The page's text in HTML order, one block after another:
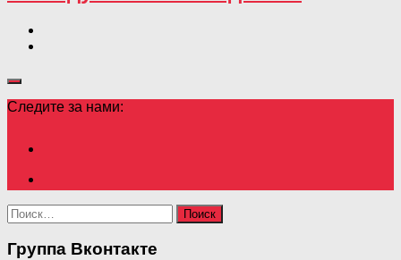
Следите за нами:
Найти:
Группа Вконтакте